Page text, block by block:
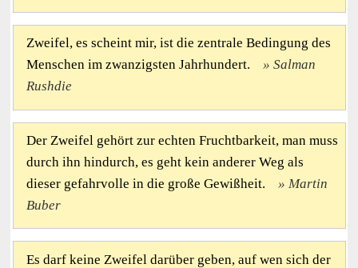
Zweifel, es scheint mir, ist die zentrale Bedingung des
Menschen im zwanzigsten Jahrhundert.
Salman
Rushdie
Der Zweifel gehört zur echten Fruchtbarkeit, man muss
durch ihn hindurch, es geht kein anderer Weg als
dieser gefahrvolle in die große Gewißheit.
Martin
Buber
Es darf keine Zweifel darüber geben, auf wen sich der